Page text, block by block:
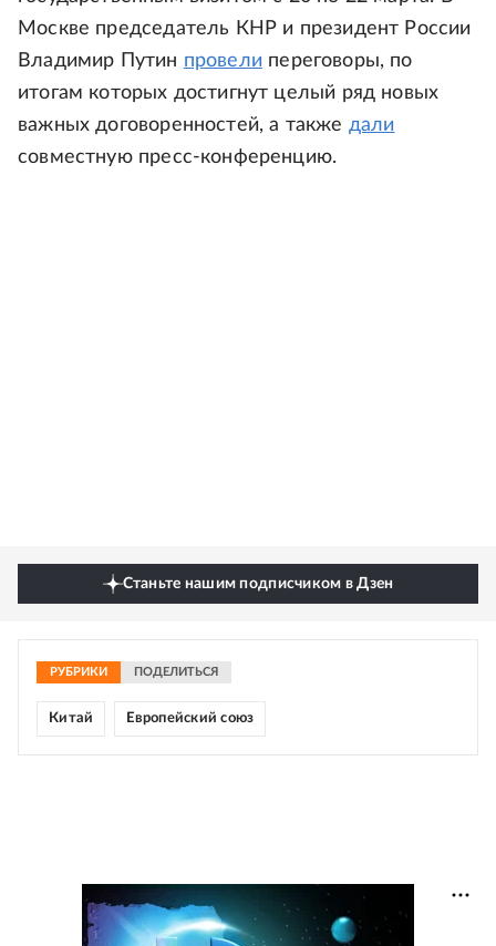
Москве председатель КНР и президент России
Владимир Путин провели переговоры, по
итогам которых достигнут целый ряд новых
важных договоренностей, а также дали
совместную пресс-конференцию.
Станьте нашим подписчиком в Дзен
РУБРИКИ ПОДЕЛИТЬСЯ
Китай Европейский союз